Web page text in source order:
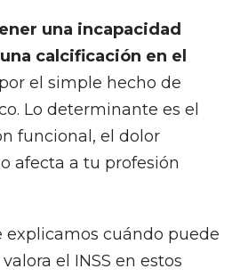
una incapacidad
calcificación en el
el simple hecho de
Lo determinante es el
funcional, el dolor
afecta a tu profesión
explicamos cuándo puede
el INSS en estos